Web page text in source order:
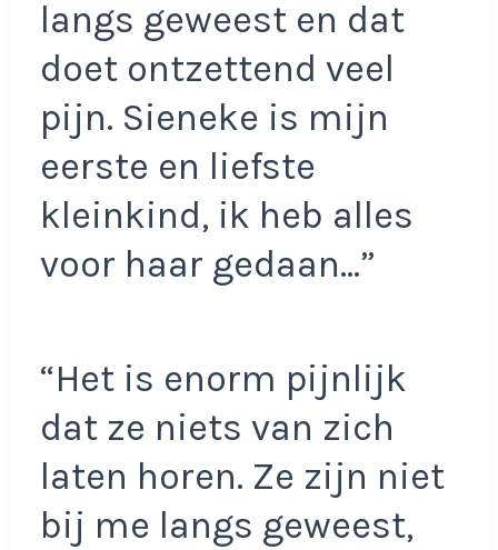
langs geweest en dat
doet ontzettend veel
pijn. Sieneke is mijn
eerste en liefste
kleinkind, ik heb alles
voor haar gedaan…”
“Het is enorm pijnlijk
dat ze niets van zich
laten horen. Ze zijn niet
bij me langs geweest,